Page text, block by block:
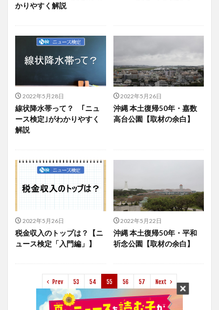
かりやすく解説
2022年5月28日
線状降水帯って？ ｢ニュ
ース検定｣がわかりやすく
解説
2022年5月26日
沖縄 本土復帰50年・嘉数
高台公園【取材の余白】
2022年5月26日
税金収入のトップは？【ニ
ュース検定「入門編」】
2022年5月22日
沖縄 本土復帰50年・平和
祈念公園【取材の余白】
Prev 53 54 55 56 57 Next